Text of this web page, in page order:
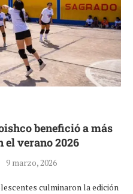
benefició a más
el verano 2026
9 marzo, 2026
culminaron la edición